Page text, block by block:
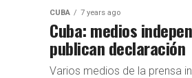
CUBA 7 years ago
Cuba: medios
publican declaración
Varios medios de la prensa